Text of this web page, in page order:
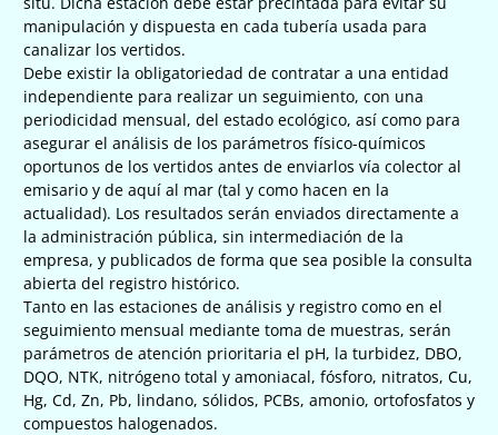
manipulación y dispuesta en cada tubería usada para
canalizar los vertidos.
Debe existir la obligatoriedad de contratar a una entidad
independiente para realizar un seguimiento, con una
periodicidad mensual, del estado ecológico, así como para
asegurar el análisis de los parámetros físico-químicos
oportunos de los vertidos antes de enviarlos vía colector al
emisario y de aquí al mar (tal y como hacen en la
actualidad). Los resultados serán enviados directamente a
la administración pública, sin intermediación de la
empresa, y publicados de forma que sea posible la consulta
abierta del registro histórico.
Tanto en las estaciones de análisis y registro como en el
seguimiento mensual mediante toma de muestras, serán
parámetros de atención prioritaria el pH, la turbidez, DBO,
DQO, NTK, nitrógeno total y amoniacal, fósforo, nitratos, Cu,
Hg, Cd, Zn, Pb, lindano, sólidos, PCBs, amonio, ortofosfatos y
compuestos halogenados.